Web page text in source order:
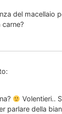
del macellaio
Volentieri..
parlare della